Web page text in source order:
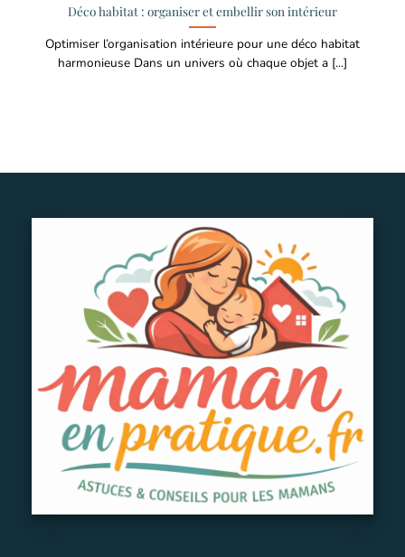
Déco habitat : organiser et embellir son intérieur
Optimiser l’organisation intérieure pour une déco habitat
harmonieuse Dans un univers où chaque objet a [...]